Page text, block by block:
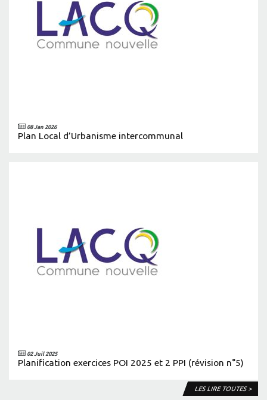
08 Jan 2026
Plan Local d’Urbanisme intercommunal
02 Juil 2025
Planification exercices POI 2025 et 2 PPI (révision n°5)
LES LIRE TOUTES >